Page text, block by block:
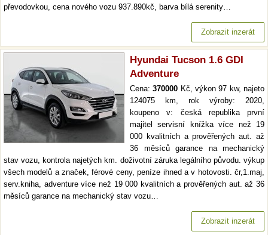
převodovkou, cena nového vozu 937.890kč, barva bílá serenity…
Zobrazit inzerát
Hyundai Tucson 1.6 GDI
Adventure
Cena:370000 Kč, výkon 97 kw, najeto
124075 km, rok výroby: 2020,
koupeno v: česká republika první
majitel servisní knížka více než 19
000 kvalitních a prověřených aut. až
36 měsíců garance na mechanický
stav vozu, kontrola najetých km. doživotní záruka legálního původu. výkup
všech modelů a značek, férové ceny, peníze ihned a v hotovosti. čr,1.maj,
serv.kniha, adventure více než 19 000 kvalitních a prověřených aut. až 36
měsíců garance na mechanický stav vozu…
Zobrazit inzerát